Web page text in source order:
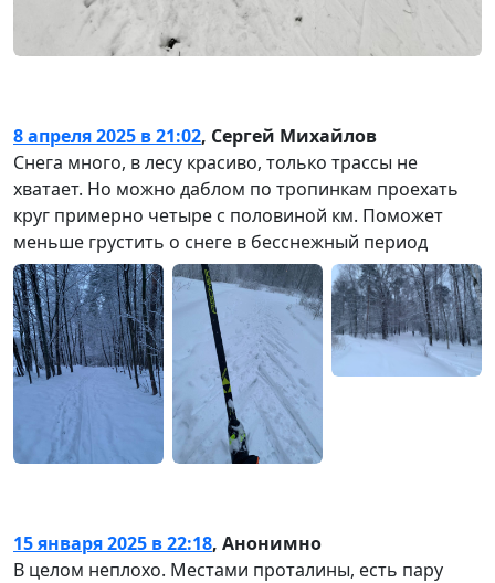
8 апреля 2025 в 21:02, Сергей Михайлов
Снега много, в лесу красиво, только трассы не
хватает. Но можно даблом по тропинкам проехать
круг примерно четыре с половиной км. Поможет
меньше грустить о снеге в бесснежный период
15 января 2025 в 22:18, Анонимно
В целом неплохо. Местами проталины, есть пару